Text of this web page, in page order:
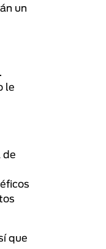
un
le
de
que